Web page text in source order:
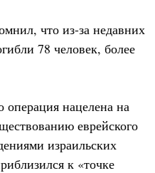
что из-за недавних
78 человек, более
операция нацелена на
еврейского
израильских
к «точке